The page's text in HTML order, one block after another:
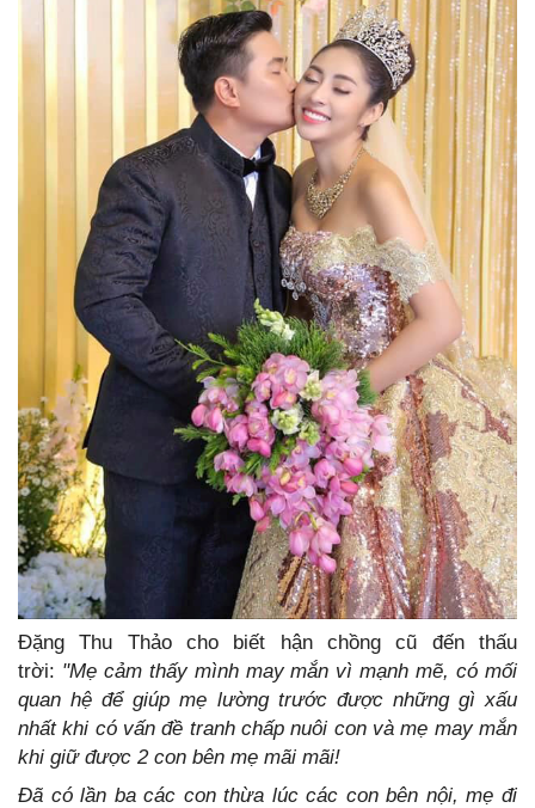
Đặng Thu Thảo cho biết hận chồng cũ đến thấu
trời: "Mẹ cảm thấy mình may mắn vì mạnh mẽ, có mối
quan hệ để giúp mẹ lường trước được những gì xấu
nhất khi có vấn đề tranh chấp nuôi con và mẹ may mắn
khi giữ được 2 con bên mẹ mãi mãi!
Đã có lần ba các con thừa lúc các con bên nội, mẹ đi